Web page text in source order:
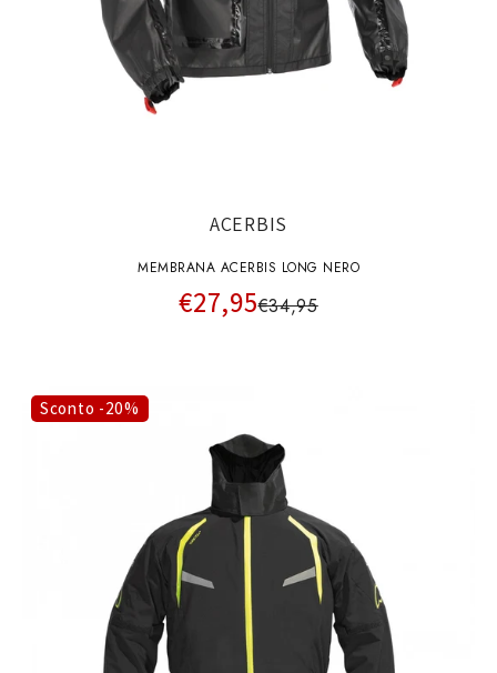
ACERBIS
MEMBRANA ACERBIS LONG NERO
€27,95€34,95
Sconto -20%